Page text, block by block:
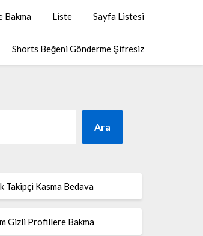
Bakma Liste Sayfa Listesi
Shorts Beğeni Gönderme Şifresiz
Ara
Takipçi Kasma Bedava
Gizli Profillere Bakma